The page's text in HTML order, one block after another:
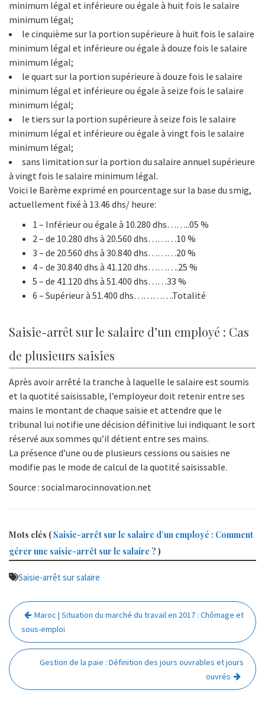
minimum légal et inférieure ou égale à huit fois le salaire
minimum légal;
le cinquième sur la portion supérieure à huit fois le salaire
minimum légal et inférieure ou égale à douze fois le salaire
minimum légal;
le quart sur la portion supérieure à douze fois le salaire
minimum légal et inférieure ou égale à seize fois le salaire
minimum légal;
le tiers sur la portion supérieure à seize fois le salaire
minimum légal et inférieure ou égale à vingt fois le salaire
minimum légal;
sans limitation sur la portion du salaire annuel supérieure
à vingt fois le salaire minimum légal.
Voici le Barème exprimé en pourcentage sur la base du smig,
actuellement fixé à 13.46 dhs/ heure:
1 – Inférieur ou égale à 10.280 dhs……..05 %
2 – de 10.280 dhs à 20.560 dhs………10 %
3 – de 20.560 dhs à 30.840 dhs………20 %
4 – de 30.840 dhs à 41.120 dhs……….25 %
5 – de 41.120 dhs à 51.400 dhs……33 %
6 – Supérieur à 51.400 dhs………….Totalité
Saisie-arrêt sur le salaire d’un employé : Cas
de plusieurs saisies
Après avoir arrêté la tranche à laquelle le salaire est soumis
et la quotité saisissable, l’employeur doit retenir entre ses
mains le montant de chaque saisie et attendre que le
tribunal lui notifie une décision définitive lui indiquant le sort
réservé aux sommes qu’il détient entre ses mains.
La présence d’une ou de plusieurs cessions ou saisies ne
modifie pas le mode de calcul de la quotité saisissable.
Source : socialmarocinnovation.net
Mots clés ( Saisie-arrêt sur le salaire d’un employé : Comment
gérer une saisie-arrêt sur le salaire ? )
Saisie-arrêt sur salaire
Navigation
de
l’article
Maroc | Situation du marché du travail en 2017 : Chômage et
sous-emploi
Gestion de la paie : Définition des jours ouvrables et jours
ouvrés